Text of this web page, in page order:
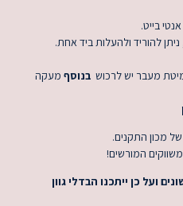
בייט.
להוריד ולהעלות ביד אחת.
מעבר יש לרכוש בנוסף מעקה
מכון התקנים.
המורשים!
ועל כן ייתכנו הבדלי גוון